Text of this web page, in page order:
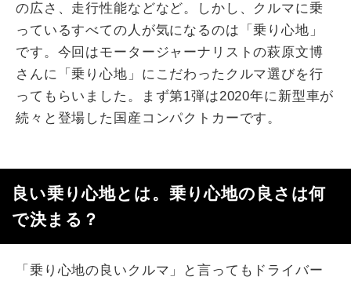
の広さ、走行性能などなど。しかし、クルマに乗
っているすべての人が気になるのは「乗り心地」
です。今回はモータージャーナリストの萩原文博
さんに「乗り心地」にこだわったクルマ選びを行
ってもらいました。まず第1弾は2020年に新型車が
続々と登場した国産コンパクトカーです。
良い乗り心地とは。乗り心地の良さは何
で決まる？
「乗り心地の良いクルマ」と言ってもドライバー